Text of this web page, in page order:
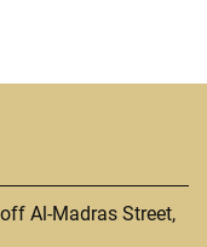
Al-Madras Street,